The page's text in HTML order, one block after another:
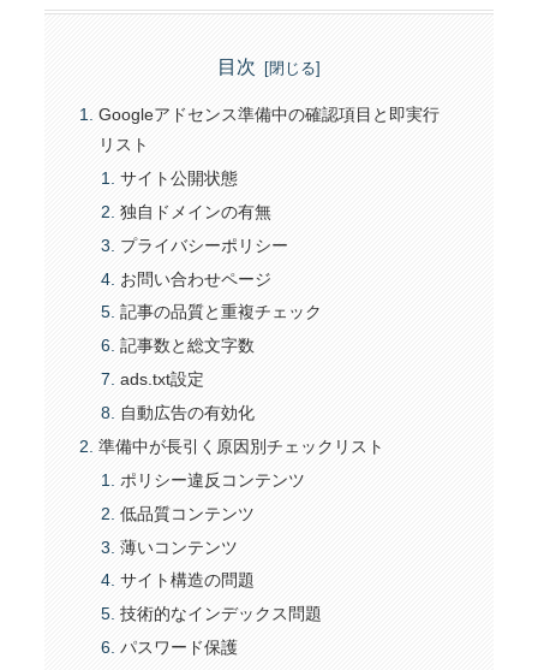
目次
Googleアドセンス準備中の確認項目と即実行
リスト
サイト公開状態
独自ドメインの有無
プライバシーポリシー
お問い合わせページ
記事の品質と重複チェック
記事数と総文字数
ads.txt設定
自動広告の有効化
準備中が長引く原因別チェックリスト
ポリシー違反コンテンツ
低品質コンテンツ
薄いコンテンツ
サイト構造の問題
技術的なインデックス問題
パスワード保護